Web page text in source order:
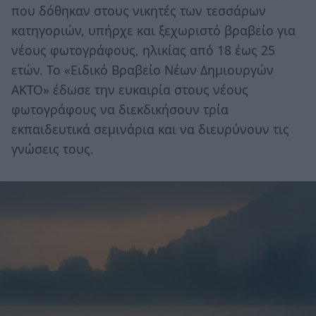
που δόθηκαν στους νικητές των τεσσάρων
κατηγοριών, υπήρχε και ξεχωριστό βραβείο για
νέους φωτογράφους, ηλικίας από 18 έως 25
ετών. Το «Ειδικό Βραβείο Νέων Δημιουργών
ΑΚΤΟ» έδωσε την ευκαιρία στους νέους
φωτογράφους να διεκδικήσουν τρία
εκπαιδευτικά σεμινάρια και να διευρύνουν τις
γνώσεις τους.